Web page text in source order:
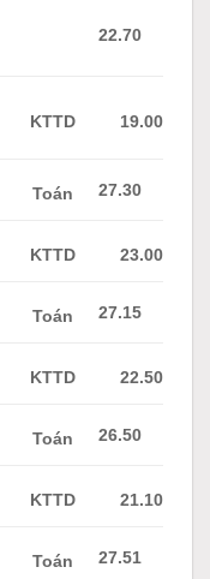
22.70
KTTD 19.00
Toán 27.30
KTTD 23.00
Toán 27.15
KTTD 22.50
Toán 26.50
KTTD 21.10
Toán 27.51